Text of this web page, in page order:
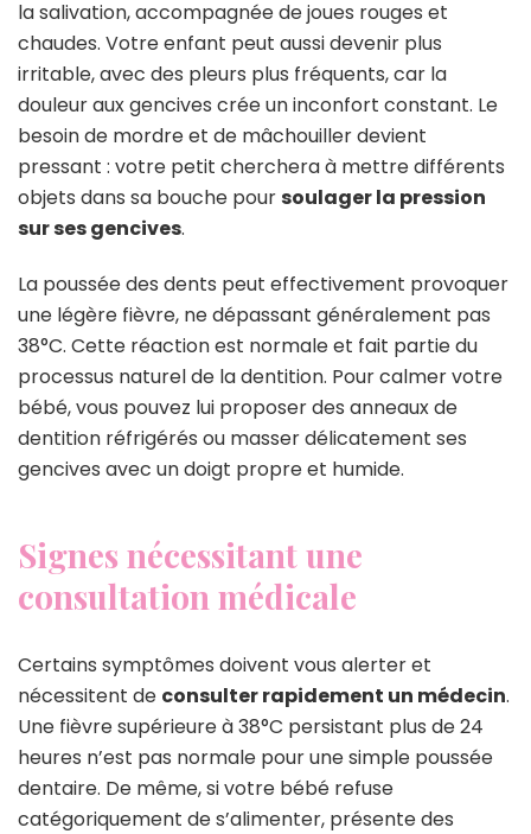
la salivation, accompagnée de joues rouges et
chaudes. Votre enfant peut aussi devenir plus
irritable, avec des pleurs plus fréquents, car la
douleur aux gencives crée un inconfort constant. Le
besoin de mordre et de mâchouiller devient
pressant : votre petit cherchera à mettre différents
objets dans sa bouche poursoulager la pression
sur ses gencives.
La poussée des dents peut effectivement provoquer
une légère fièvre, ne dépassant généralement pas
38°C. Cette réaction est normale et fait partie du
processus naturel de la dentition. Pour calmer votre
bébé, vous pouvez lui proposer des anneaux de
dentition réfrigérés ou masser délicatement ses
gencives avec un doigt propre et humide.
Signes nécessitant une
consultation médicale
Certains symptômes doivent vous alerter et
nécessitent de consulter rapidement un médecin.
Une fièvre supérieure à 38°C persistant plus de 24
heures n’est pas normale pour une simple poussée
dentaire. De même, si votre bébé refuse
catégoriquement de s’alimenter, présente des